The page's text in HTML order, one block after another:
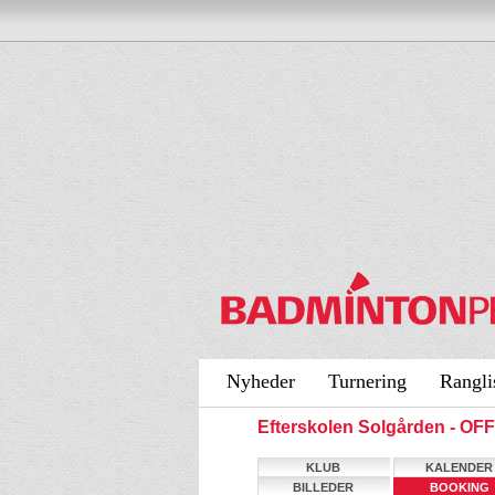
Nyheder Turnering
Efterskolen Solgården -
KLUB
KALENDER
BILLEDER
BOOKING